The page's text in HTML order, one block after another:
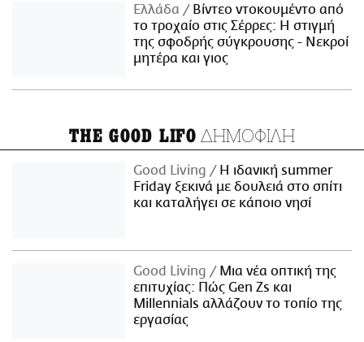
Ελλάδα
Βίντεο ντοκουμέντο από
το τροχαίο στις Σέρρες: Η στιγμή
της σφοδρής σύγκρουσης - Νεκροί
μητέρα και γιος
THE GOOD LIFO ΔΗΜΟΦΙΛΗ
Good Living
Η ιδανική summer
Friday ξεκινά με δουλειά στο σπίτι
και καταλήγει σε κάποιο νησί
Good Living
Μια νέα οπτική της
επιτυχίας: Πώς Gen Zs και
Millennials αλλάζουν το τοπίο της
εργασίας